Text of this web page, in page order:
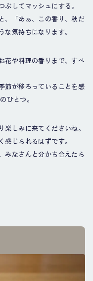
してマッシュにする。
、「あぁ、この香り、秋だ
気持ちになります。
花や料理の香りまで、すべ
節が移ろっていることを感
ひとつ。
しみに来てくださいね。
じられるはずです。
みなさんと分かち合えたら